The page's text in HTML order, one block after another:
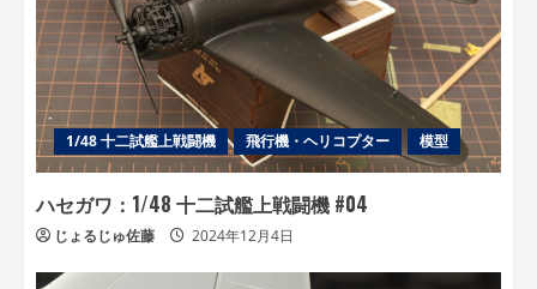
1/48 十二試艦上戦闘機 飛行機・ヘリコプター 模型
ハセガワ：1/48 十二試艦上戦闘機 #04
じょるじゅ佐藤 2024年12月4日